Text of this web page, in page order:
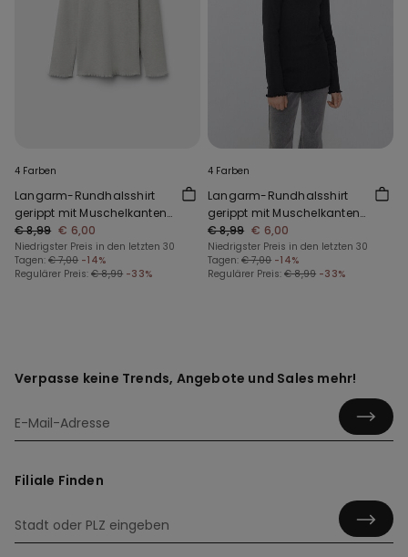
4 Farben
Langarm-Rundhalsshirt
gerippt mit Muschelkanten
für Mädchen
€ 8,99 € 6,00
Niedrigster Preis in den letzten 30
Tagen: € 7,00 -14%
Regulärer Preis: € 8,99 -33%
4 Farben
Langarm-Rundhalsshirt
gerippt mit Muschelkanten
für Mädchen
€ 8,99 € 6,00
Niedrigster Preis in den letzten 30
Tagen: € 7,00 -14%
Regulärer Preis: € 8,99 -33%
Verpasse keine Trends, Angebote und Sales mehr!
Filiale Finden